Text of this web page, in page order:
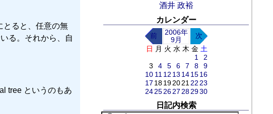
とると、任意の無
る。それから、自
tree というのもあ
酒井 政裕
カレンダー
前
2006年
9月
次
日 月 火 水 木 金 土
1
2
3
4 5 6 7 8
9
10 11 12 13 14 15 16
17 18 19 20 21 22 23
24 25 26 27 28 2930
日記内検索